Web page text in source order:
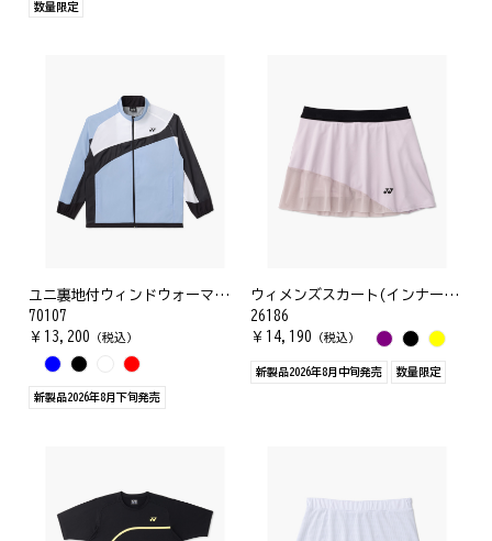
数量限定
ユニ裏地付ウィンドウォーマーシャツ
70107
￥ 13,200 （税込）
新製品2026年8月下旬発売
ウィメンズスカート(インナースパッツ付)
26186
￥ 14,190 （税込）
新製品2026年8月中旬発売 数量限定